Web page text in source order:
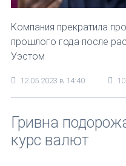
Компания прекратила
прошлого года после
Уэстом
12.05.2023 в 14:40
Гривна
курс валют